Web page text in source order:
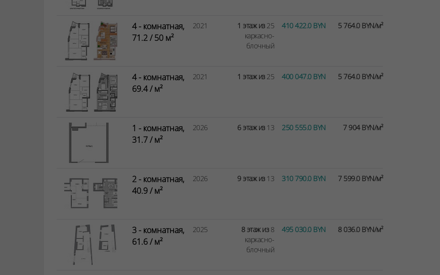
4 - комнатная,
71.2 / 50 м²
2021 1 этаж из25
каркасно-
блочный
410 422.0 BYN 5 764.0 BYN/м²
4 - комнатная,
69.4 / м²
2021 1 этаж из25 400 047.0 BYN 5 764.0 BYN/м²
1 - комнатная,
31.7 / м²
2026 6 этаж из13 250 555.0 BYN 7 904 BYN/м²
2 - комнатная,
40.9 / м²
2026 9 этаж из13 310 790.0 BYN 7 599.0 BYN/м²
3 - комнатная,
61.6 / м²
2025 8 этаж из8
каркасно-
блочный
495 030.0 BYN 8 036.0 BYN/м²